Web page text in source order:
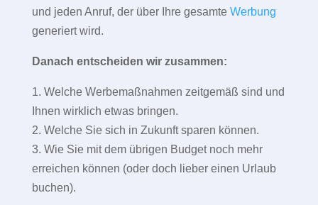
und jeden Anruf, der über Ihre gesamte Werbung
generiert wird.
Danach entscheiden wir zusammen:
1. Welche Werbemaßnahmen zeitgemäß sind und
Ihnen wirklich etwas bringen.
2. Welche Sie sich in Zukunft sparen können.
3. Wie Sie mit dem übrigen Budget noch mehr
erreichen können (oder doch lieber einen Urlaub
buchen).